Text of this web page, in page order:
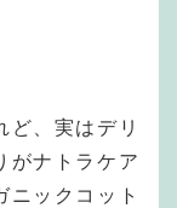
ど、実はデリ
がナトラケア
ニックコット